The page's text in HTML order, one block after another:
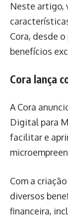
Neste artigo,
Cora, desde
benefícios
Cora lança
A Cora
Digital para
facilitar e
Com a
diversos
financeira,